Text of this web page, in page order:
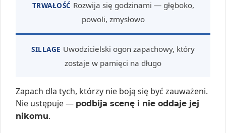
TRWAŁOŚĆ Rozwija się godzinami — głęboko,
powoli, zmysłowo
SILLAGE Uwodzicielski ogon zapachowy, który
zostaje w pamięci na długo
Zapach dla tych, którzy nie boją się być zauważeni.
Nie ustępuje — podbija scenę i nie oddaje jej
nikomu.